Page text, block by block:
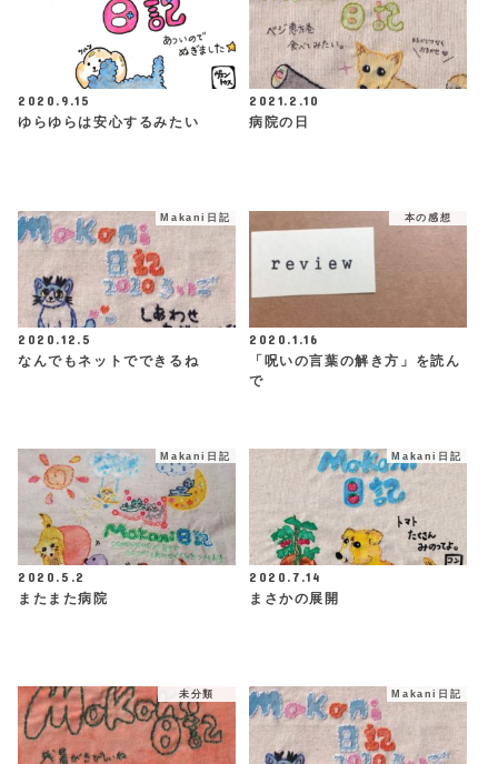
2020.9.15
ゆらゆらは安心するみたい
2021.2.10
病院の日
Makani日記
2020.12.5
なんでもネットでできるね
本の感想
2020.1.16
「呪いの言葉の解き方」を読ん
で
Makani日記
2020.5.2
またまた病院
Makani日記
2020.7.14
まさかの展開
未分類 Makani日記